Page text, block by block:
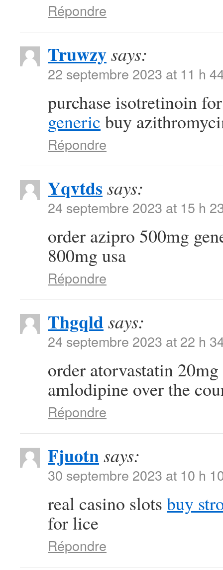
Répondre
Truwzysays:
22 septembre 2023 at 11 h
purchase isotretinoin
generic buy
Répondre
Yqvtds says:
24 septembre 2023 at 15 h
order azipro 500mg
800mg usa
Répondre
Thgqldsays:
24 septembre 2023 at 22 h
order atorvastatin
amlodipine over the
Répondre
Fjuotnsays:
30 septembre 2023 at 10 h
real casino slots buy
for lice
Répondre